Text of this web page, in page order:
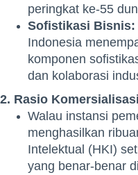
peringkat ke-55
Sofistikasi Bisnis:
Indonesia
komponen
dan kolaborasi
2. Rasio
Walau instansi
menghasilkan
Intelektual (HKI)
yang benar-benar